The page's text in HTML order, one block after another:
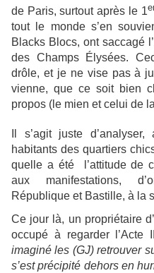
de Paris, surtout après le 1
tout le monde s’en
Blacks Blocs, ont saccagé
des Champs Élysées.
drôle, et je ne vise pas à
vienne, que ce soit bien
propos (le mien et celui de
Il s’agit juste
habitants des quartiers
quelle a été l’attitude de
aux manifestations,
République et Bastille, à la
Ce jour là, un propriétaire
occupé à regarder
imaginé les (GJ) retrouver
s’est précipité dehors en